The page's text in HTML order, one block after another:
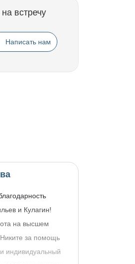
встречу
Написать нам
и Кулагин!
на высшем
за помощь
индивидуальный